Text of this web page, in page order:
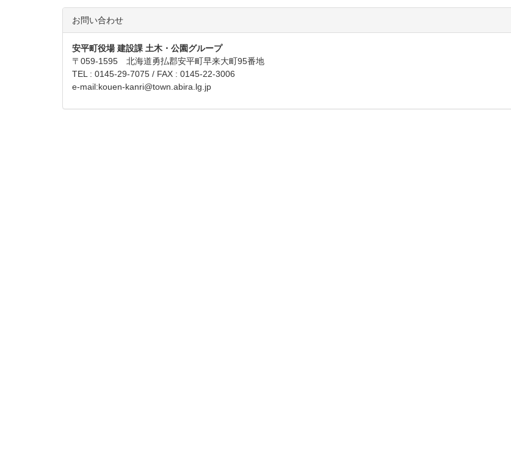
お問い合わせ
安平町役場 建設課 土木・公園グループ
〒059-1595 北海道勇払郡安平町早来大町95番地
TEL : 0145-29-7075 / FAX : 0145-22-3006
e-mail:kouen-kanri@town.abira.lg.jp